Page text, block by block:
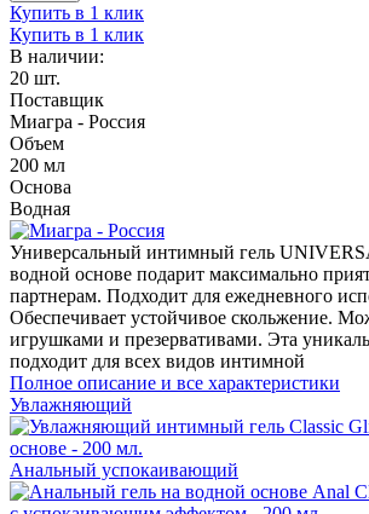
Купить в 1 клик
Купить в 1 клик
В наличии:
20 шт.
Поставщик
Миагра - Россия
Объем
200 мл
Основа
Водная
Универсальный интимный гель
водной основе подарит максимально
партнерам. Подходит для ежедневного
Обеспечивает устойчивое скольжение.
игрушками и презервативами. Эта
подходит для всех видов интимной
Полное описание и все характеристики
Увлажняющий
Анальный успокаивающий